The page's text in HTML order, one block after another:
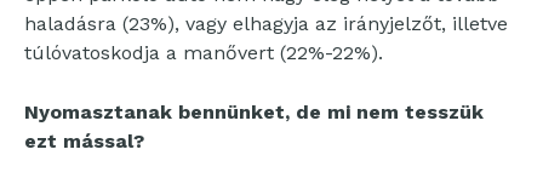
haladásra (23%), vagy elhagyja az irányjelzőt, illetve
túlóvatoskodja a manővert (22%-22%).
Nyomasztanak bennünket, de mi nem tesszük
ezt mással?